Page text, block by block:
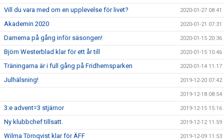
Vill du vara med om en upplevelse för livet? 2020-01-27 08:41
Akademin 2020 2020-01-21 07:31
Damerna på gång inför säsongen! 2020-01-15 20:36
Björn Westerblad klar för ett år till 2020-01-15 10:46
Träningarna är i full gång på Fridhemsparken 2020-01-14 11:17
Julhälsning! 2019-12-20 07:42
2019-12-18 08:54
3:e advent=3 stjärnor 2019-12-15 15:16
Ny klubbchef tillsatt. 2019-12-12 11:59
Wilma Törnqvist klar för ÄFF 2019-12-09 11:53